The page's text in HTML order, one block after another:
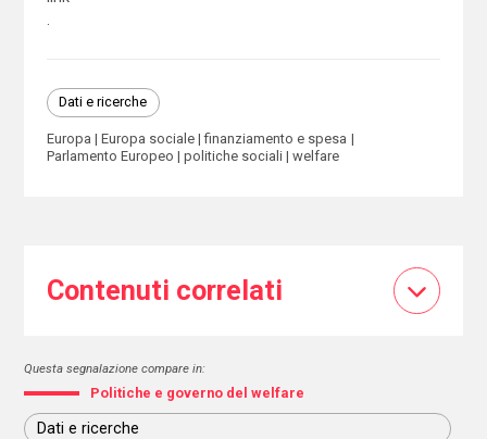
Dati e ricerche
Europa Europa sociale
finanziamento e spesa
Parlamento Europeo
politiche sociali welfare
Contenuti correlati
Questa segnalazione compare in:
Politiche e governo del welfare
Dati e ricerche